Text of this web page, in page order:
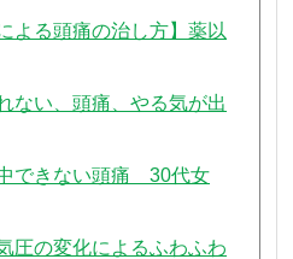
よる頭痛の治し方】薬以
ない、頭痛、やる気が出
中できない頭痛 30代女
圧の変化によるふわふわ